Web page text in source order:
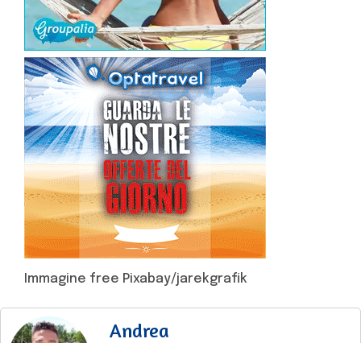
Immagine free Pixabay/jarekgrafik
Andrea